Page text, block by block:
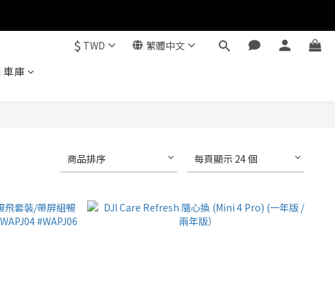
$ TWD 繁體中文
車庫
商品排序 每頁顯示 24 個